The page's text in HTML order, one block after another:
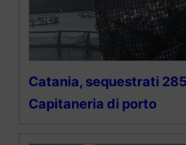
Catania, sequestrati
Capitaneria di porto